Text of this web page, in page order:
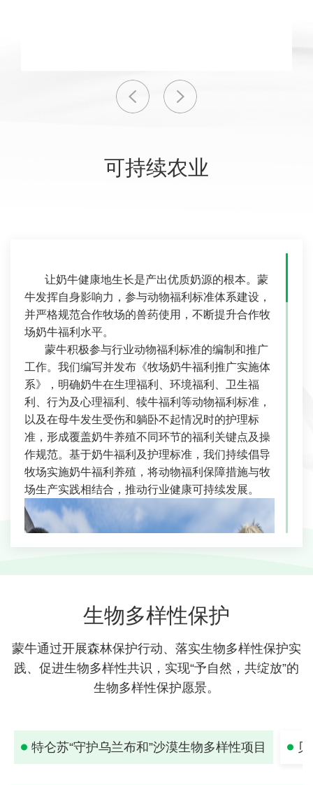
可持续农业
让奶牛健康地生长是产出优质奶源的根本。蒙
牛发挥自身影响力，参与动物福利标准体系建设，
并严格规范合作牧场的兽药使用，不断提升合作牧
场奶牛福利水平。
蒙牛积极参与行业动物福利标准的编制和推广
工作。我们编写并发布《牧场奶牛福利推广实施体
系》，明确奶牛在生理福利、环境福利、卫生福
利、行为及心理福利、犊牛福利等动物福利标准，
以及在母牛发生受伤和躺卧不起情况时的护理标
准，形成覆盖奶牛养殖不同环节的福利关键点及操
作规范。基于奶牛福利及护理标准，我们持续倡导
牧场实施奶牛福利养殖，将动物福利保障措施与牧
场生产实践相结合，推动行业健康可持续发展。
生物多样性保护
蒙牛通过开展森林保护行动、落实生物多样性保护实
践、促进生物多样性共识，实现“予自然，共绽放”的
生物多样性保护愿景。
特仑苏“守护乌兰布和”沙漠生物多样性项目